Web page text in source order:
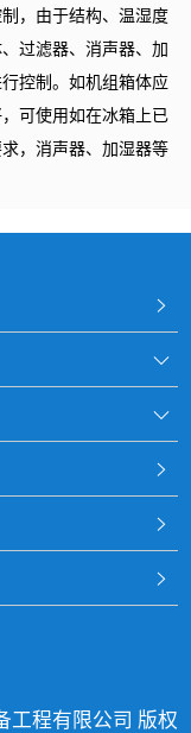
，由于结构、温湿度
过滤器、消声器、加
控制。如机组箱体应
可使用如在冰箱上已
，消声器、加湿器等
工程有限公司 版权